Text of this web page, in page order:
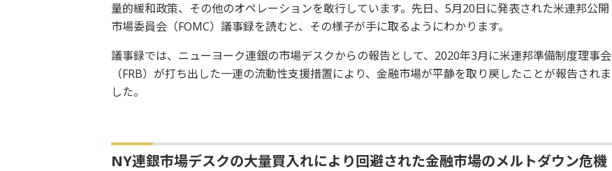
量的緩和政策、その他のオペレーションを敢行しています。先日、5月20日に発表された米連邦公開
市場委員会（FOMC）議事録を読むと、その様子が手に取るようにわかります。
議事録では、ニューヨーク連銀の市場デスクからの報告として、2020年3月に米連邦準備制度理事会
（FRB）が打ち出した一連の流動性支援措置により、金融市場が平静を取り戻したことが報告されま
した。
NY連銀市場デスクの大量買入れにより回避された金融市場のメルトダウン危機